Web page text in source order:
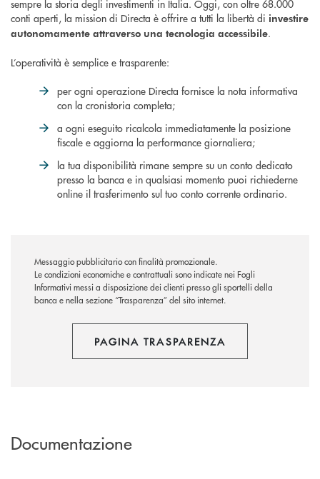
sempre la storia degli investimenti in Italia. Oggi, con oltre 68.000
conti aperti, la mission di Directa è offrire a tutti la libertà di investire
autonomamente attraverso una tecnologia accessibile.
L’operatività è semplice e trasparente:
per ogni operazione Directa fornisce la nota informativa
con la cronistoria completa;
a ogni eseguito ricalcola immediatamente la posizione
fiscale e aggiorna la performance giornaliera;
la tua disponibilità rimane sempre su un conto dedicato
presso la banca e in qualsiasi momento puoi richiederne
online il trasferimento sul tuo conto corrente ordinario.
Messaggio pubblicitario con finalità promozionale.
Le condizioni economiche e contrattuali sono indicate nei Fogli
Informativi messi a disposizione dei clienti presso gli sportelli della
banca e nella sezione “Trasparenza” del sito internet.
PAGINA TRASPARENZA
Documentazione